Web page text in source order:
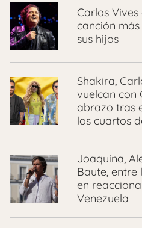
Carlos
canción
sus hijos
Shakira,
vuelcan con
abrazo tras
los cuartos
Joaquina,
Baute,
en
Venezuela